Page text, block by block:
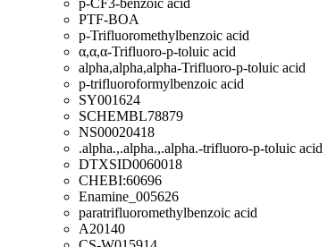
p-CF3-benzoic acid
PTF-BOA
p-Trifluoromethylbenzoic acid
α,α,α-Trifluoro-p-toluic acid
alpha,alpha,alpha-Trifluoro-p-toluic acid
p-trifluoroformylbenzoic acid
SY001624
SCHEMBL78879
NS00020418
.alpha.,.alpha.,.alpha.-trifluoro-p-toluic acid
DTXSID0060018
CHEBI:60696
Enamine_005626
paratrifluoromethylbenzoic acid
A20140